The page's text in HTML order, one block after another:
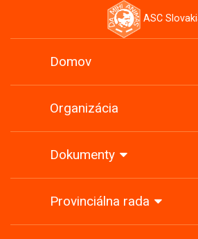
ASC
Domov
Organizácia
Dokumenty
Provinciálna rada